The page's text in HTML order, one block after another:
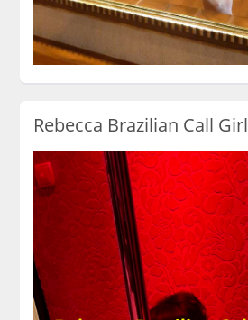
Rebecca Brazilian Call Girl